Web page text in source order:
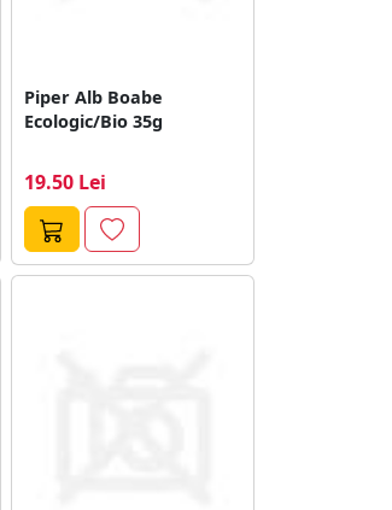
Piper Alb Boabe
Ecologic/Bio 35g
19.50 Lei